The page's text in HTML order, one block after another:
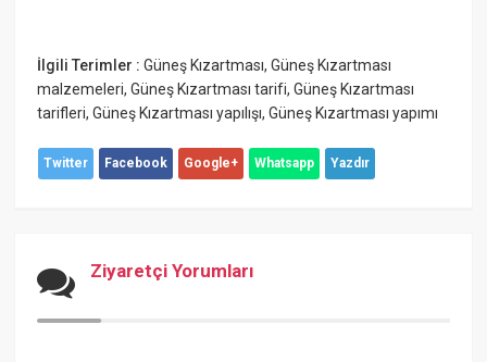
İlgili Terimler :Güneş Kızartması,Güneş Kızartması
malzemeleri,Güneş Kızartması tarifi,Güneş Kızartması
tarifleri,Güneş Kızartması yapılışı,Güneş Kızartması yapımı
Twitter Facebook Google+ Whatsapp Yazdır
Ziyaretçi Yorumları